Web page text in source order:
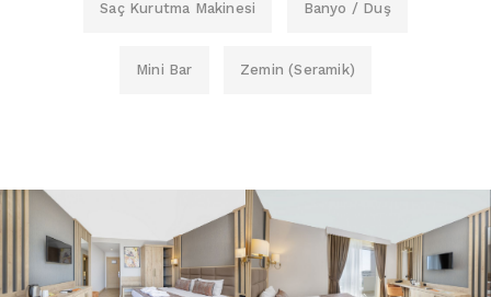
Saç Kurutma Makinesi Banyo / Duş
Mini Bar Zemin (Seramik)